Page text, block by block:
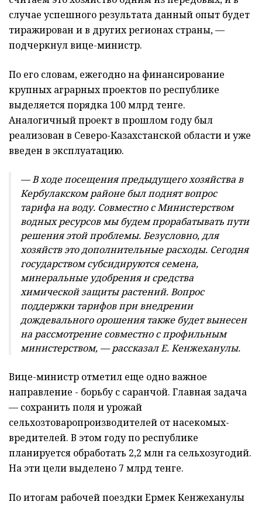
случае успешного результата данный опыт будет
тиражирован и в других регионах страны, —
подчеркнул вице-министр.
По его словам, ежегодно на финансирование
крупных аграрных проектов по республике
выделяется порядка 100 млрд тенге.
Аналогичный проект в прошлом году был
реализован в Северо-Казахстанской области и уже
введен в эксплуатацию.
— В ходе посещения предыдущего хозяйства в
Кербулакском районе был поднят вопрос
тарифа на воду. Совместно с Министерством
водных ресурсов мы будем прорабатывать пути
решения этой проблемы. Безусловно, для
хозяйств это дополнительные расходы. Сегодня
государством субсидируются семена,
минеральные удобрения и средства
химической защиты растений. Вопрос
поддержки тарифов при внедрении
дождевального орошения также будет вынесен
на рассмотрение совместно с профильным
министерством, — рассказал Е. Кенжеханулы.
Вице-министр ­отметил еще одно важное
направление ­- борьбу с саранчой. Главная задача
— сохранить поля и урожай
сельхозтоваропроизводителей от насекомых-
вредителей. В этом году по республике
планируется обработать 2,2 млн га сельхозугодий.
На эти цели выделено 7 млрд тенге.
По итогам рабочей поездки Ермек Кенжеханулы